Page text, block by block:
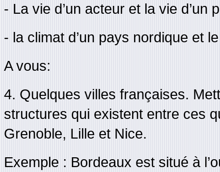
- La vie d’un acteur et la vie d’un
- la climat d’un pays nordique et
A vous:
4. Quelques villes françaises.
structures qui existent entre ces
Grenoble, Lille et Nice.
Exemple : Bordeaux est situé à